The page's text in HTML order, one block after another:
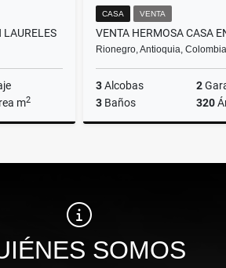
LAURELES
m2
CASA VENTA
Rionegro, Antioquia, Colombia
3Alcobas 2
3 Baños 320
SOMOS